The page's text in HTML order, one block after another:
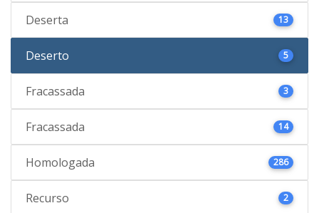
Deserta 13
Deserto 5
Fracassada 3
Fracassada 14
Homologada 286
Recurso 2